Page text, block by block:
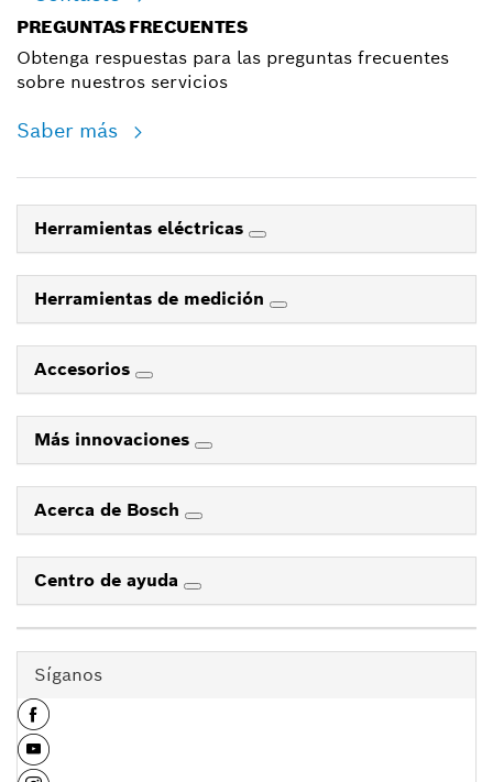
PREGUNTAS FRECUENTES
Obtenga respuestas para las preguntas frecuentes
sobre nuestros servicios
Saber más
Herramientas eléctricas
Herramientas de medición
Accesorios
Más innovaciones
Acerca de Bosch
Centro de ayuda
Síganos